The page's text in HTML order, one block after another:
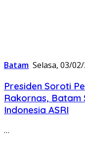
Batam Selasa, 03/
Presiden Soroti
Rakornas, Batam
Indonesia ASRI
…